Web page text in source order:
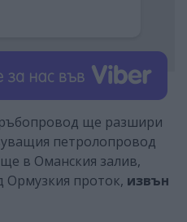
ще разшири
петролопровод
в Оманския залив,
Ормузкия проток, извън